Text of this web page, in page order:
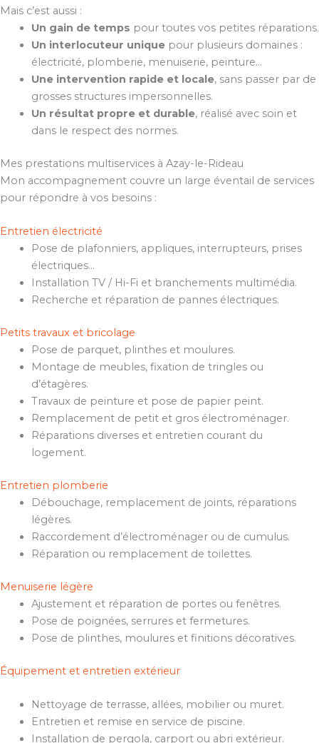
Mais c’est aussi :
Un gain de temps pour toutes vos petites réparations.
Un interlocuteur uniquepour plusieurs domaines :
électricité, plomberie, menuiserie, peinture…
Une intervention rapide et locale, sans passer par de
grosses structures impersonnelles.
Un résultat propre et durable, réalisé avec soin et
dans le respect des normes.
Mes prestations multiservices à Azay-le-Rideau
Mon accompagnement couvre un large éventail de services
pour répondre à vos besoins :
Entretien électricité
Pose de plafonniers, appliques, interrupteurs, prises
électriques…
Installation TV / Hi-Fi et branchements multimédia.
Recherche et réparation de pannes électriques.
Petits travaux et bricolage
Pose de parquet, plinthes et moulures.
Montage de meubles, fixation de tringles ou
d’étagères.
Travaux de peinture et pose de papier peint.
Remplacement de petit et gros électroménager.
Réparations diverses et entretien courant du
logement.
Entretien plomberie
Débouchage, remplacement de joints, réparations
légères.
Raccordement d’électroménager ou de cumulus.
Réparation ou remplacement de toilettes.
Menuiserie légère
Ajustement et réparation de portes ou fenêtres.
Pose de poignées, serrures et fermetures.
Pose de plinthes, moulures et finitions décoratives.
Équipement et entretien extérieur
Nettoyage de terrasse, allées, mobilier ou muret.
Entretien et remise en service de piscine.
Installation de pergola, carport ou abri extérieur.